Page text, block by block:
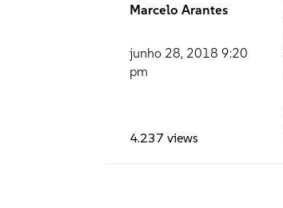
Marcelo Arantes
junho 28, 2018 9:20
pm
4.237 views